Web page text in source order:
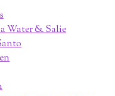
Water & Salie